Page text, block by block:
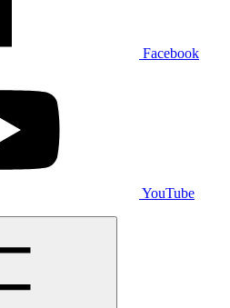
Facebook
YouTube